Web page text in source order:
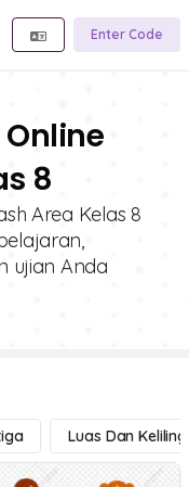
Enter Code
8
Area Kelas 8
ujian Anda
Luas Dan